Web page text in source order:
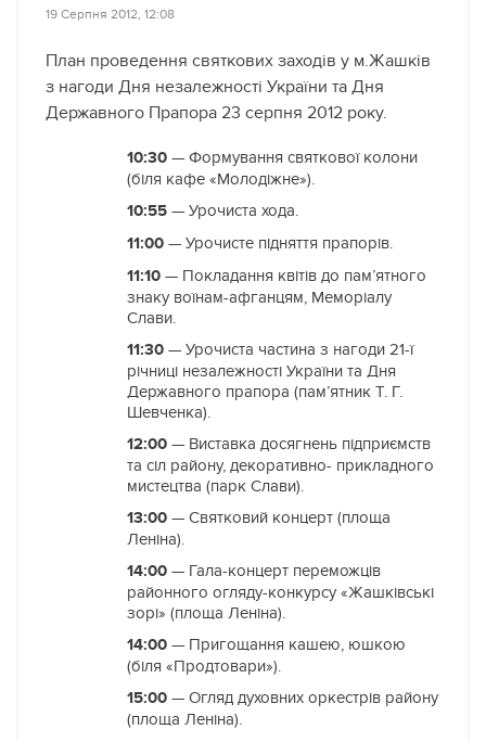
19 Серпня 2012, 12:08
План проведення святкових заходів у м.Жашків
з нагоди Дня незалежності України та Дня
Державного Прапора 23 серпня 2012 року.
10:30 — Формування святкової колони
(біля кафе «Молодіжне»).
10:55 — Урочиста хода.
11:00 — Урочисте підняття прапорів.
11:10 — Покладання квітів до пам’ятного
знаку воїнам-афганцям, Меморіалу
Слави.
11:30 — Урочиста частина з нагоди 21-ї
річниці незалежності України та Дня
Державного прапора (пам’ятник Т. Г.
Шевченка).
12:00 — Виставка досягнень підприємств
та сіл району, декоративно- прикладного
мистецтва (парк Слави).
13:00 — Святковий концерт (площа
Леніна).
14:00 — Гала-концерт переможців
районного огляду-конкурсу «Жашківські
зорі» (площа Леніна).
14:00 — Пригощання кашею, юшкою
(біля «Продтовари»).
15:00 — Огляд духовних оркестрів району
(площа Леніна).